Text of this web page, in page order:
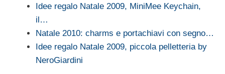
Idee regalo Natale 2009, MiniMee Keychain,
il…
Natale 2010: charms e portachiavi con segno…
Idee regalo Natale 2009, piccola pelletteria by
NeroGiardini